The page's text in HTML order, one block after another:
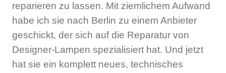
reparieren zu lassen. Mit ziemlichem Aufwand
habe ich sie nach Berlin zu einem Anbieter
geschickt, der sich auf die Reparatur von
Designer-Lampen spezialisiert hat. Und jetzt
hat sie ein komplett neues, technisches